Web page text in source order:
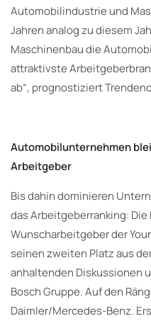
Automobilindustrie und
Jahren analog zu diesem
Maschinenbau die
attraktivste
ab“, prognostiziert
Automobilunternehmen
Arbeitgeber
Bis dahin dominieren
das Arbeitgeberranking: Die
Wunscharbeitgeber der
seinen zweiten Platz aus
anhaltenden Diskussionen
Bosch Gruppe. Auf den
Daimler/Mercedes-Benz.